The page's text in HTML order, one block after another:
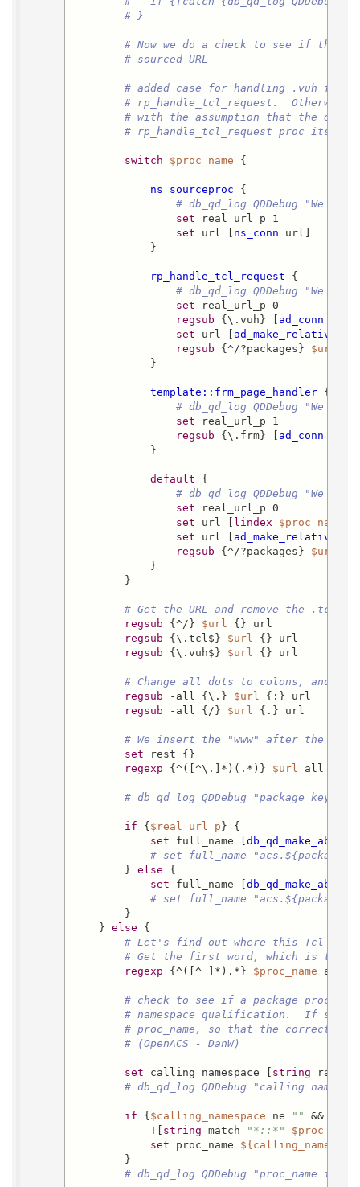
# }
# Now we do a check to see if this
# sourced URL
# added case for handling .vuh files
# rp_handle_tcl_request.  Otherwise,
# with the assumption that the
# rp_handle_tcl_request proc itself.
switch $proc_name {
ns_sourceproc {
# db_qd_log QDDebug "We are
set real_url_p 1
set url [ ns_conn url]
}
rp_handle_tcl_request {
# db_qd_log QDDebug "We
set real_url_p 0
regsub {\.vuh} [ ad_conn
set url [
regsub {^/?packages} $url
}
template::frm_page_handler {
# db_qd_log QDDebug "We
set real_url_p 1
regsub {\.frm} [ ad_conn
}
default {
# db_qd_log QDDebug "We are
set real_url_p 0
set url [ lindex $proc_name
set url [
regsub {^/?packages} $url
}
}
# Get the URL and remove the .tcl
regsub {^/} $url {} url
regsub {\.tcl$} $url {} url
regsub {\.vuh$} $url {} url
# Change all dots to colons, and
regsub -all {\.} $url {:} url
regsub -all {/} $url {.} url
# We insert the "www" after the
set rest {}
regexp {^([^\.]*)(.*)} $url all
# db_qd_log QDDebug "package key
if { $real_url_p } {
set full_name [
# set full_name
} else {
set full_name [
# set full_name
}
} else {
# Let's find out where this Tcl
# Get the first word, which is the
regexp {^([^ ]*).*} $proc_name all
# check to see if a package proc is
# namespace qualification.  If so,
# proc_name, so that the correct
# (OpenACS - DanW)
set calling_namespace [ string range
# db_qd_log QDDebug "calling
if { $calling_namespace ne "" &&
![ string match "*::*" $proc_name
set proc_name
}
# db_qd_log QDDebug "proc_name is -